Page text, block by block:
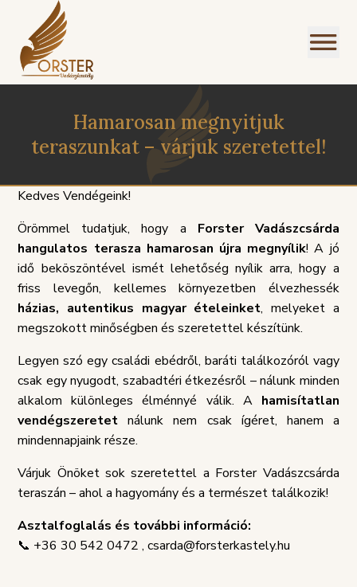
TÁJÉKOZTATÓ
Hamarosan megnyitjuk
teraszunkat – várjuk szeretettel!
Kedves Vendégeink!
Örömmel tudatjuk, hogy a Forster Vadászcsárda
hangulatos terasza hamarosan újra megnyílik! A jó
idő beköszöntével ismét lehetőség nyílik arra, hogy a
friss levegőn, kellemes környezetben élvezhessék
házias, autentikus magyar ételeinket, melyeket a
megszokott minőségben és szeretettel készítünk.
Legyen szó egy családi ebédről, baráti találkozóról vagy
csak egy nyugodt, szabadtéri étkezésről – nálunk minden
alkalom különleges élménnyé válik. A hamisítatlan
vendégszeretet nálunk nem csak ígéret, hanem a
mindennapjaink része.
Várjuk Önöket sok szeretettel a Forster Vadászcsárda
teraszán – ahol a hagyomány és a természet találkozik!
Asztalfoglalás és további információ:
📞 +36 30 542 0472 , csarda@forsterkastely.hu